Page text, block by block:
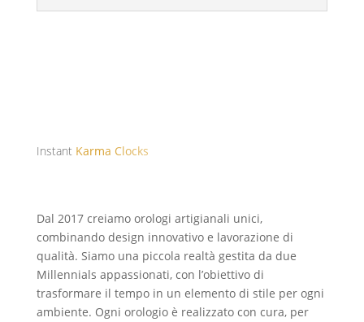
Instant Karma Clocks
Dal 2017 creiamo orologi artigianali unici,
combinando design innovativo e lavorazione di
qualità. Siamo una piccola realtà gestita da due
Millennials appassionati, con l’obiettivo di
trasformare il tempo in un elemento di stile per ogni
ambiente. Ogni orologio è realizzato con cura, per